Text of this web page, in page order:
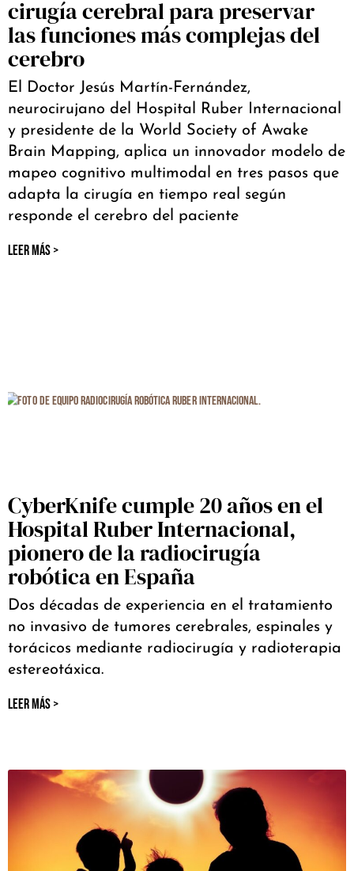
cirugía cerebral para preservar
las funciones más complejas del
cerebro
El Doctor Jesús Martín-Fernández,
neurocirujano del Hospital Ruber Internacional
y presidente de la World Society of Awake
Brain Mapping, aplica un innovador modelo de
mapeo cognitivo multimodal en tres pasos que
adapta la cirugía en tiempo real según
responde el cerebro del paciente
LEER MÁS >
CyberKnife cumple 20 años en el
Hospital Ruber Internacional,
pionero de la radiocirugía
robótica en España
Dos décadas de experiencia en el tratamiento
no invasivo de tumores cerebrales, espinales y
torácicos mediante radiocirugía y radioterapia
estereotáxica.
LEER MÁS >